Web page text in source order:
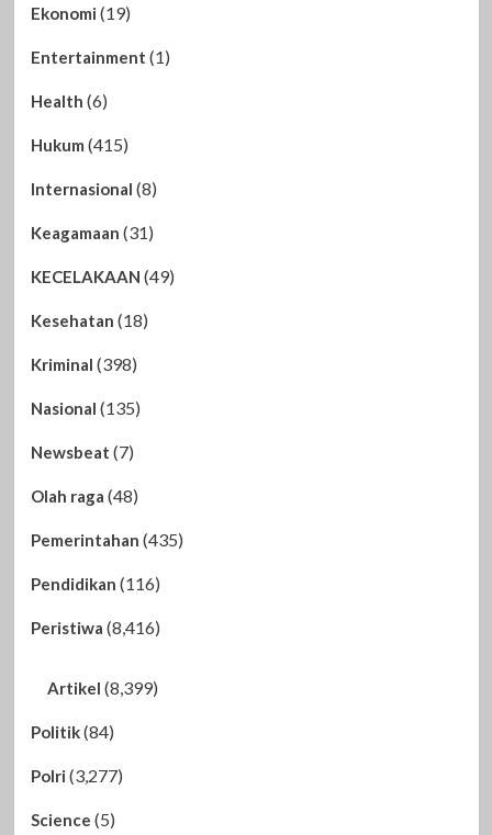
Ekonomi (19)
Entertainment (1)
Health (6)
Hukum (415)
Internasional (8)
Keagamaan (31)
KECELAKAAN (49)
Kesehatan (18)
Kriminal (398)
Nasional (135)
Newsbeat (7)
Olah raga (48)
Pemerintahan (435)
Pendidikan (116)
Peristiwa (8,416)
Artikel (8,399)
Politik(84)
Polri (3,277)
Science (5)